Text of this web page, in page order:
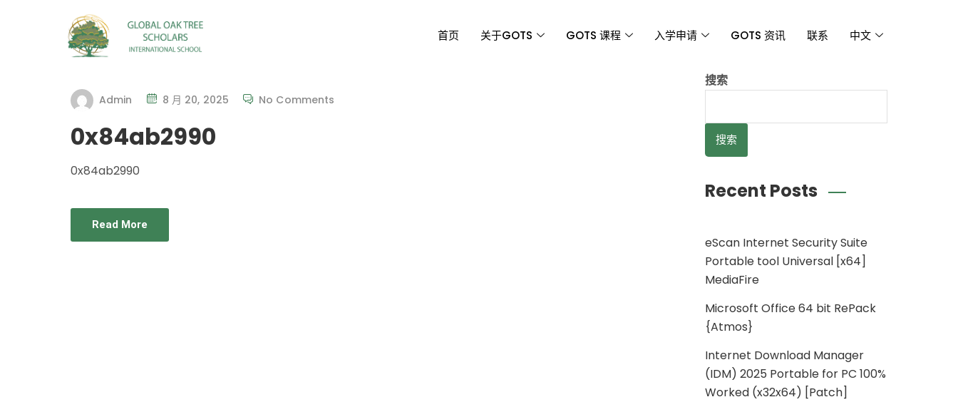
首页 关于GOTS GOTS 课程 入学申请 GOTS 资讯 联系 中文
Admin 8 月 20, 2025 No Comments
0x84ab2990
0x84ab2990
Read More
搜索
搜索
Recent Posts
eScan Internet Security Suite
Portable tool Universal [x64]
MediaFire
Microsoft Office 64 bit RePack
{Atmos}
Internet Download Manager
(IDM) 2025 Portable for PC 100%
Worked (x32x64) [Patch]